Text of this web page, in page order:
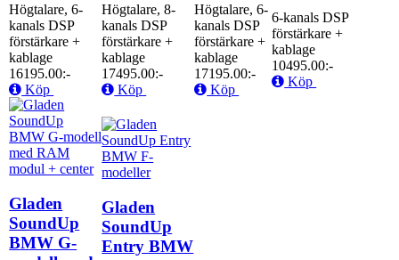
Högtalare, 6-
kanals DSP
förstärkare +
kablage
16195.00:-
Köp
Högtalare, 8-
kanals DSP
förstärkare +
kablage
17495.00:-
Köp
Högtalare, 6-
kanals DSP
förstärkare +
kablage
17195.00:-
Köp
6-kanals DSP
förstärkare +
kablage
10495.00:-
Köp
Gladen
SoundUp
BMW G-
Gladen
SoundUp
Entry BMW